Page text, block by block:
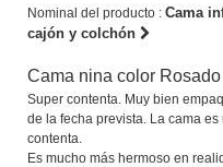
Nominal del producto : Cama
cajón y colchón
Cama nina color Rosado
Super contenta. Muy bien
de la fecha prevista. La cama
contenta.
Es mucho más hermoso en